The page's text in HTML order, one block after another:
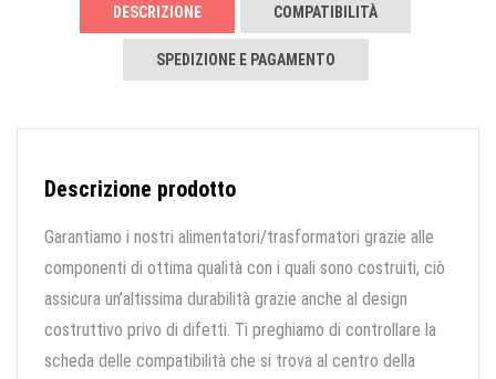
DESCRIZIONE COMPATIBILITÀ
SPEDIZIONE E PAGAMENTO
Descrizione prodotto
Garantiamo i nostri alimentatori/trasformatori grazie alle
componenti di ottima qualità con i quali sono costruiti, ciò
assicura un’altissima durabilità grazie anche al design
costruttivo privo di difetti. Ti preghiamo di controllare la
scheda delle compatibilità che si trova al centro della